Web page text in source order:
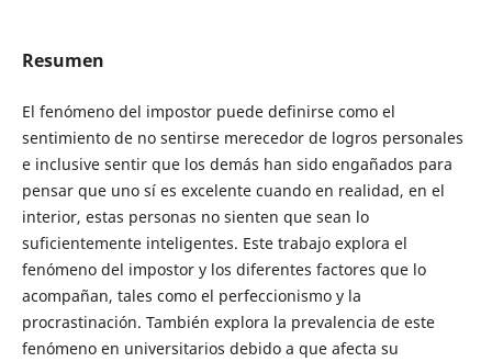
Resumen
El fenómeno del impostor puede definirse como el
sentimiento de no sentirse merecedor de logros personales
e inclusive sentir que los demás han sido engañados para
pensar que uno sí es excelente cuando en realidad, en el
interior, estas personas no sienten que sean lo
suficientemente inteligentes. Este trabajo explora el
fenómeno del impostor y los diferentes factores que lo
acompañan, tales como el perfeccionismo y la
procrastinación. También explora la prevalencia de este
fenómeno en universitarios debido a que afecta su